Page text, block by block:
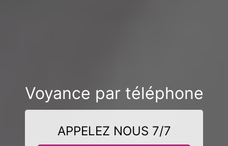
Voyance par téléphone
APPELEZ NOUS 7/7